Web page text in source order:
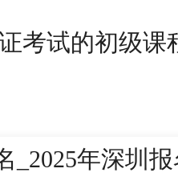
考试的初级课